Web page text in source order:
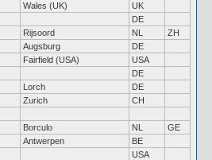
Wales (UK)
UK
DE
Rijsoord NL
ZH
Augsburg
DE
Fairfield (USA)
USA
DE
Lorch
DE
Zurich
CH
Borculo NL
GE
Antwerpen
BE
USA